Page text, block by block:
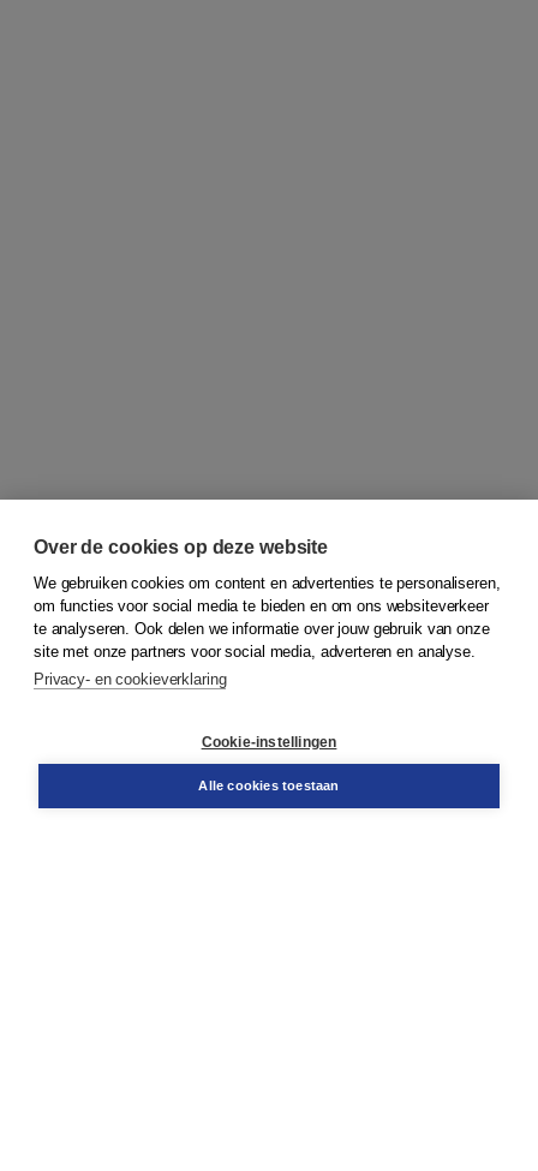
© 2026Koninklijke Boom uitgevers
Bestellen
Over de cookies op deze website
We gebruiken cookies om content en advertenties te personaliseren,
om functies voor social media te bieden en om ons websiteverkeer
te analyseren. Ook delen we informatie over jouw gebruik van onze
site met onze partners voor social media, adverteren en analyse.
Privacy- en cookieverklaring
Cookie-instellingen
Alle cookies toestaan